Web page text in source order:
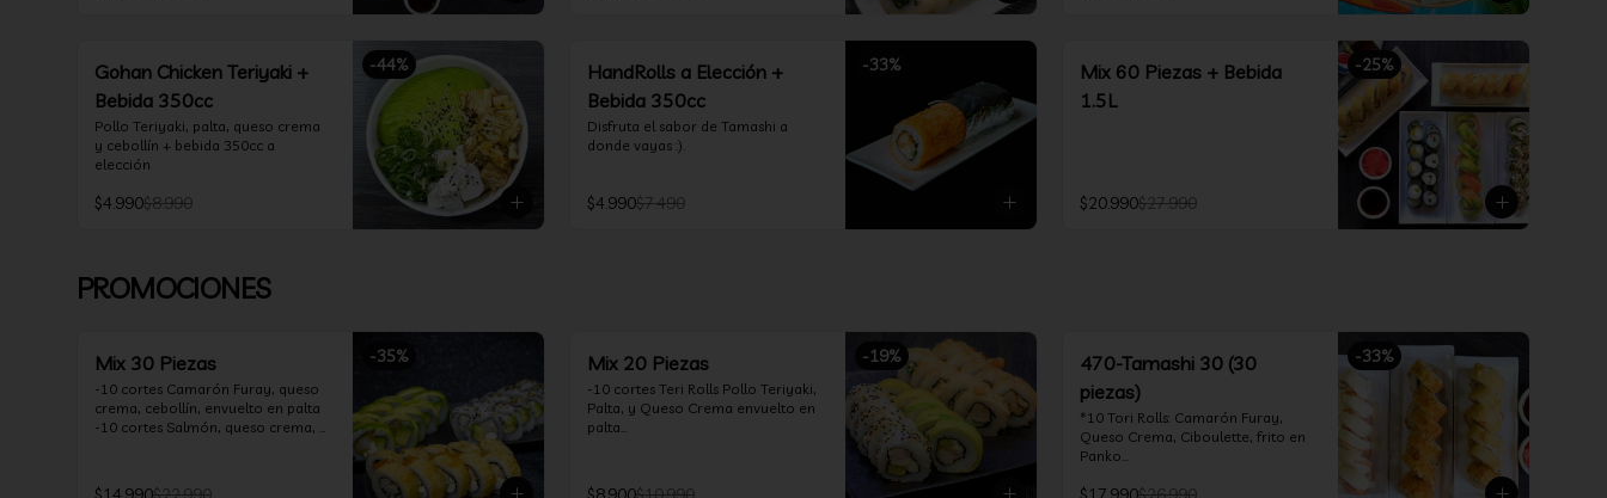
envuelto en salmón y bañado en
salsa acevichada
*10 Tempura Rolls: Salmón, Queso
Crema, Cebollín, Frito en Tempura.
*Incluye 2 palitos, 2 soya 30ml, 1
salsa teriyaki 30ml
*10 Kani Tempura Rolls: Kanikama,
Queso Crema y Cebollín, frito en
tempura
*Incluye 2 palitos, 2 soya 30ml, 1
salsa teriyaki 30ml
-44%
Gohan Chicken Teriyaki +
Bebida 350cc
Pollo Teriyaki, palta, queso crema
y cebollín + bebida 350cc a
elección
$4.990$8.990
-33%
HandRolls a Elección +
Bebida 350cc
Disfruta el sabor de Tamashi a
donde vayas :).
$4.990$7.490
-25%
Mix 60 Piezas + Bebida
1.5L
$20.990$27.990
PROMOCIONES
-35%
Mix 30 Piezas
-10 cortes Camarón Furay, queso
crema, cebollín, envuelto en palta
-10 cortes Salmón, queso crema,
crema, cebollín, frito en tempura
-19%
Mix 20 Piezas
-10 cortes Teri Rolls Pollo Teriyaki,
Palta, y Queso Crema envuelto en
palta
en Panko
-33%
470-Tamashi 30 (30
piezas)
*10 Tori Rolls: Camarón Furay,
Queso Crema, Ciboulette, frito en
Panko
Crema, Cebollín, Frito en Tempura.